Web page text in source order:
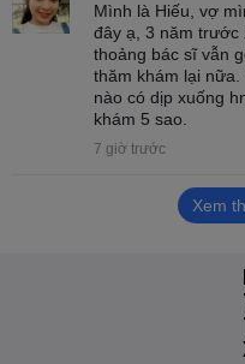
Mình là Hiếu, vợ
đây ạ, 3 năm trước
thoảng bác sĩ vẫn
thăm khám lại
nào có dịp xuống
khám 5 sao.
7 giờ trước
Xem